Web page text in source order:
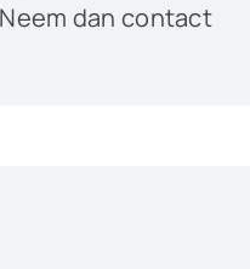
dan contact